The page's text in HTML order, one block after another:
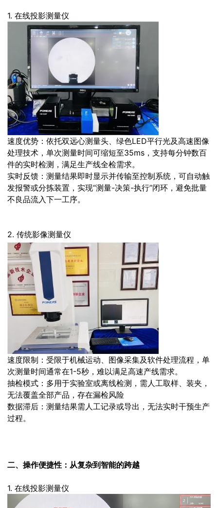
1. 在线投影测量仪
速度优势：依托双远心测量头、绿色LED平行光及高速图像
处理技术，单次测量时间可缩短至35ms，支持每分钟数百
件的实时检测，满足生产线全检需求。
实时反馈：测量结果即时显示并传输至控制系统，可自动触
发报警或分拣装置，实现“测量-决策-执行”闭环，避免批量
不良品流入下一工序。
2. 传统影像测量仪
速度限制：受限于机械运动、图像采集及软件处理流程，单
次测量时间通常在1-5秒，难以满足高速产线需求。
抽检模式：多用于实验室或离线检测，需人工取样、装夹，
无法覆盖全部产品，存在漏检风险
数据滞后：测量结果需人工记录或导出，无法实时干预生产
过程。
二、操作便捷性：从复杂到智能的跨越
1. 在线投影测量仪